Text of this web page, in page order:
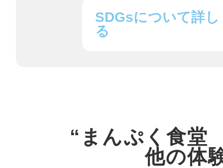
SDGsについて詳し
る
“まんぷく食
他の体
相模原